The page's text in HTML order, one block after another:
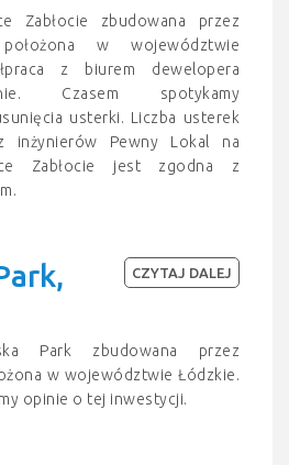
Zabłocie zbudowana przez
w województwie
z biurem dewelopera
Czasem spotykamy
usterki. Liczba usterek
inżynierów Pewny Lokal na
Zabłocie jest zgodna z
Park zbudowana przez
w województwie Łódzkie.
opinie o tej inwestycji.
CZYTAJ DALEJ